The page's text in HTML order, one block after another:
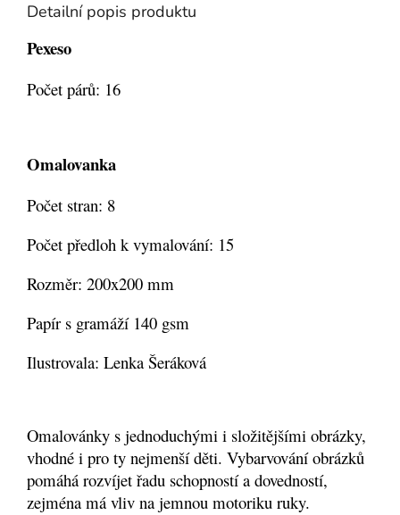
Detailní popis produktu
Pexeso
Počet párů: 16
Omalovanka
Počet stran: 8
Počet předloh k vymalování: 15
Rozměr: 200x200 mm
Papír s gramáží 140 gsm
Ilustrovala: Lenka Šeráková
Omalovánky s jednoduchými i složitějšími obrázky,
vhodné i pro ty nejmenší děti. Vybarvování obrázků
pomáhá rozvíjet řadu schopností a dovedností,
zejména má vliv na jemnou motoriku ruky.